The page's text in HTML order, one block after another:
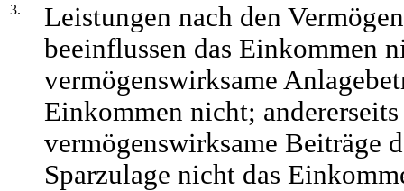
3.
Leistungen nach den
beeinflussen das Einkommen
vermögenswirksame
Einkommen nicht;
vermögenswirksame Beiträge
Sparzulage nicht das